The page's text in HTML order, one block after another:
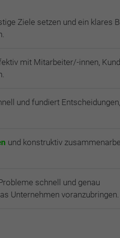
Ziele setzen und ein klares
mit Mitarbeiter/-innen,
und fundiert
und konstruktiv
schnell und genau
Unternehmen voranzubringen.